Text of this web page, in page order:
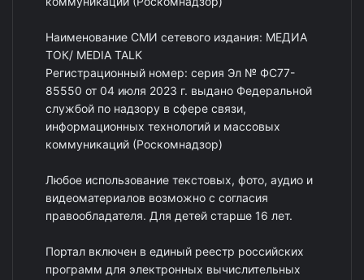
Наименование СМИ сетевого издания: МЕДИА
ТОК/ MEDIA TALK
Регистрационный номер: серия Эл № ФС77-
85550 от 04 июля 2023 г. выдано Федеральной
службой по надзору в сфере связи,
информационных технологий и массовых
коммуникаций (Роскомнадзор)
Любое использование текстовых, фото, аудио и
видеоматериалов возможно с согласия
правообладателя. Для детей старше 16 лет.
Портал включен в единый реестр российских
программ для электронных вычислительных